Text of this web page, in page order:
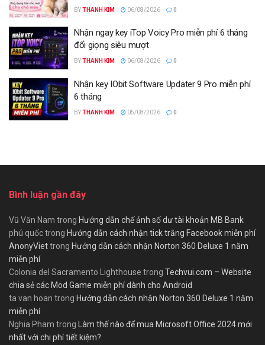
BYTHANH KIM 06/08/2026 0
Nhận ngay key iTop Voicy Pro miễn phí 6 tháng
đổi giọng siêu mượt
BYTHANH KIM 06/08/2026 0
Nhận key IObit Software Updater 9 Pro miễn phí
6 tháng
BYTHANH KIM 05/08/2026 0
Bình luận gần đây
Vũ Văn Nam trong Hướng dẫn chế ảnh số dư tài khoản MB Bank
phú quốctrong Hướng dẫn cách nhận tick trắng Facebook miễn phí
AnonyViettrong Hướng dẫn cách nhận Norton 360 Deluxe 1 năm
miễn phí
Colonia del Sacramento Lighthouse trong Techvui.com – Website
chia sẻ các Mod Game miễn phí dành cho Android
ta van hoan trong Hướng dẫn cách nhận Norton 360 Deluxe 1 năm
miễn phí
Nghia Pham trong Làm thế nào để mua Microsoft Office 2024 mới
nhất với chi phí tiết kiệm?